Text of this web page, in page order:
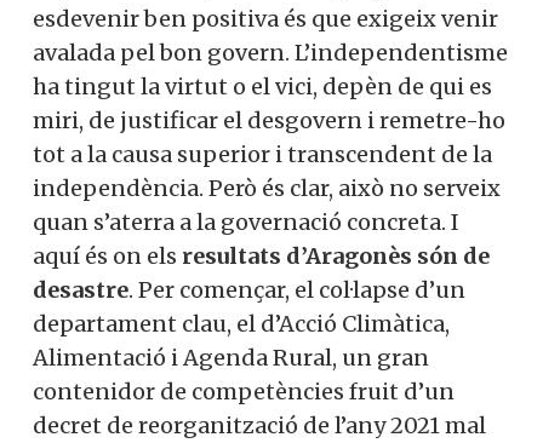
esdevenir ben positiva és que exigeix venir
avalada pel bon govern. L’independentisme
ha tingut la virtut o el vici, depèn de qui es
miri, de justificar el desgovern i remetre-ho
tot a la causa superior i transcendent de la
independència. Però és clar, això no serveix
quan s’aterra a la governació concreta. I
aquí és on els resultats d’Aragonès són de
desastre. Per començar, el col·lapse d’un
departament clau, el d’Acció Climàtica,
Alimentació i Agenda Rural, un gran
contenidor de competències fruit d’un
decret de reorganització de l’any 2021 mal